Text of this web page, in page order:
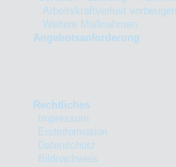
Arbeitskraftverlust vorbeugen
Weitere Maßnahmen
Angebotsanforderung
Rechtliches
Impressum
Erstinformation
Datenschutz
Bildnachweis